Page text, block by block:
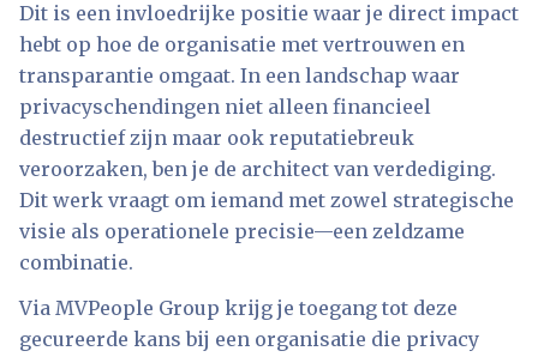
Dit is een invloedrijke positie waar je direct impact
hebt op hoe de organisatie met vertrouwen en
transparantie omgaat. In een landschap waar
privacyschendingen niet alleen financieel
destructief zijn maar ook reputatiebreuk
veroorzaken, ben je de architect van verdediging.
Dit werk vraagt om iemand met zowel strategische
visie als operationele precisie—een zeldzame
combinatie.
Via MVPeople Group krijg je toegang tot deze
gecureerde kans bij een organisatie die privacy